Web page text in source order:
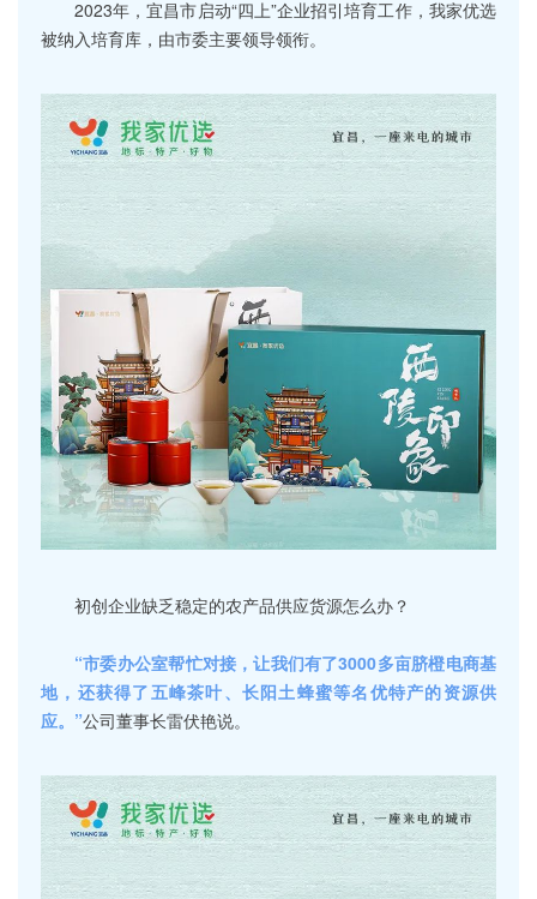
2023年，宜昌市启动“四上”企业招引培育工作，我家优选
被纳入培育库，由市委主要领导领衔。
初创企业缺乏稳定的农产品供应货源怎么办？
“市委办公室帮忙对接，让我们有了3000多亩脐橙电商基
地，还获得了五峰茶叶、长阳土蜂蜜等名优特产的资源供
应。”公司董事长雷伏艳说。